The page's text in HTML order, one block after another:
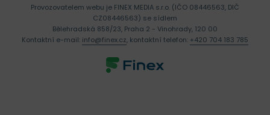
Provozovatelem webu je FINEX MEDIA s.r.o. (IČO 08446563, DIČ
CZ08446563) se sídlem
Bělehradská 858/23, Praha 2 - Vinohrady, 120 00
Kontaktní e-mail: info@finex.cz, kontaktní telefon: +420 704 183 785